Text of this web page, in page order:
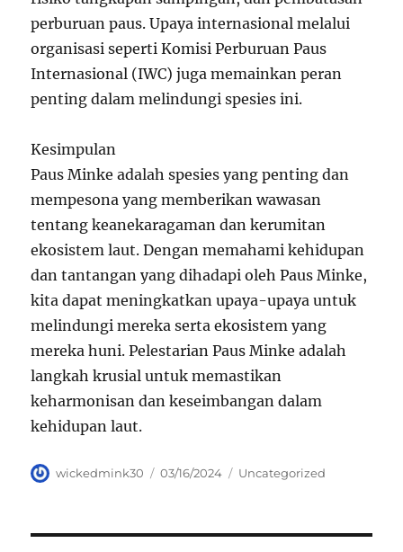
perburuan paus. Upaya internasional melalui
organisasi seperti Komisi Perburuan Paus
Internasional (IWC) juga memainkan peran
penting dalam melindungi spesies ini.
Kesimpulan
Paus Minke adalah spesies yang penting dan
mempesona yang memberikan wawasan
tentang keanekaragaman dan kerumitan
ekosistem laut. Dengan memahami kehidupan
dan tantangan yang dihadapi oleh Paus Minke,
kita dapat meningkatkan upaya-upaya untuk
melindungi mereka serta ekosistem yang
mereka huni. Pelestarian Paus Minke adalah
langkah krusial untuk memastikan
keharmonisan dan keseimbangan dalam
kehidupan laut.
Author
wickedmink30
Posted
03/16/2024 Categories
Uncategorized